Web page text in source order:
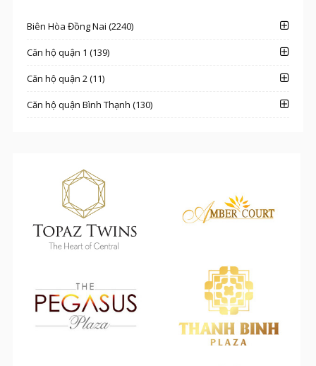
Biên Hòa Đồng Nai (2240)
Căn hộ quận 1 (139)
Căn hộ quận 2 (11)
Căn hộ quận Bình Thạnh (130)